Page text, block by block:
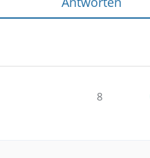
8